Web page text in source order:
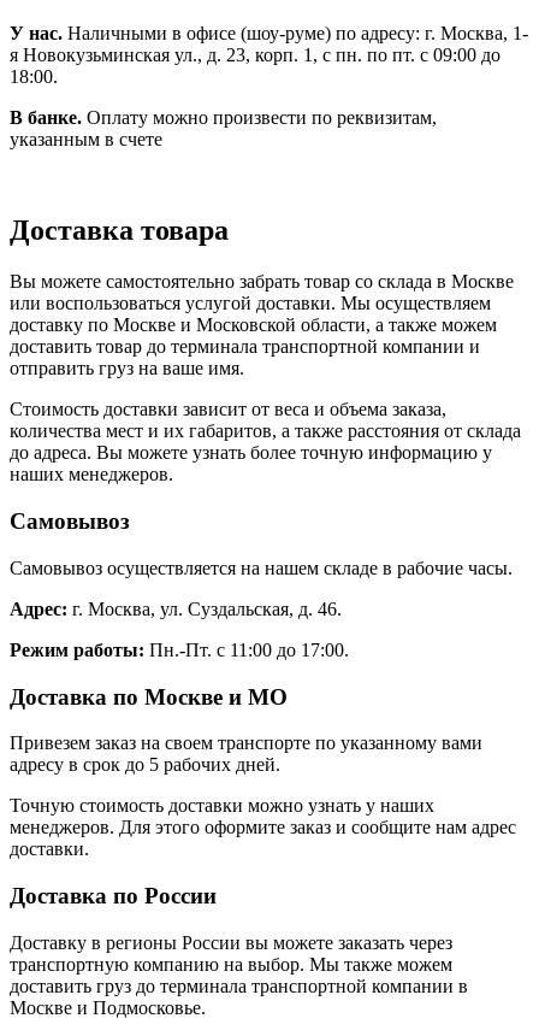
У нас. Наличными в офисе (шоу-руме) по адресу: г. Москва, 1-
я Новокузьминская ул., д. 23, корп. 1, с пн. по пт. с 09:00 до
18:00.
В банке. Оплату можно произвести по реквизитам,
указанным в счете
Доставка товара
Вы можете самостоятельно забрать товар со склада в Москве
или воспользоваться услугой доставки. Мы осуществляем
доставку по Москве и Московской области, а также можем
доставить товар до терминала транспортной компании и
отправить груз на ваше имя.
Стоимость доставки зависит от веса и объема заказа,
количества мест и их габаритов, а также расстояния от склада
до адреса. Вы можете узнать более точную информацию у
наших менеджеров.
Самовывоз
Самовывоз осуществляется на нашем складе в рабочие часы.
Адрес: г. Москва, ул. Суздальская, д. 46.
Режим работы: Пн.-Пт. с 11:00 до 17:00.
Доставка по Москве и МО
Привезем заказ на своем транспорте по указанному вами
адресу в срок до 5 рабочих дней.
Точную стоимость доставки можно узнать у наших
менеджеров. Для этого оформите заказ и сообщите нам адрес
доставки.
Доставка по России
Доставку в регионы России вы можете заказать через
транспортную компанию на выбор. Мы также можем
доставить груз до терминала транспортной компании в
Москве и Подмосковье.